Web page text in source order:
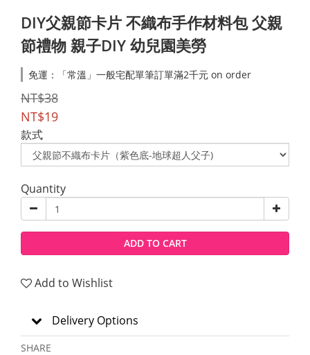
DIY父親節卡片 不織布手作材料包 父親
節禮物 親子DIY 幼兒園美勞
免運：「常溫」一般宅配單筆訂單滿2千元 on order
NT$38
NT$19
款式
Quantity
ADD TO CART
Add to Wishlist
Delivery Options
SHARE